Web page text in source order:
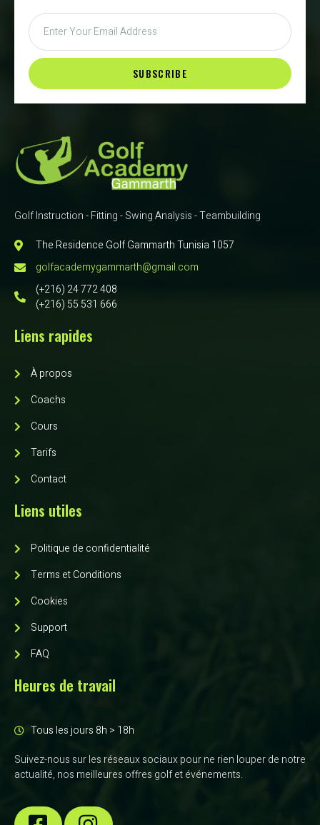
SUBSCRIBE
Golf Instruction - Fitting - Swing Analysis - Teambuilding
The Residence Golf Gammarth Tunisia 1057
golfacademygammarth@gmail.com
(+216) 24 772 408
(+216) 55 531 666
Liens rapides
À propos
Coachs
Cours
Tarifs
Contact
Liens utiles
Politique de confidentialité
Terms et Conditions
Cookies
Support
FAQ
Heures de travail
Tous les jours 8h > 18h
Suivez-nous sur les réseaux sociaux pour ne rien louper de notre
actualité, nos meilleures offres golf et événements.